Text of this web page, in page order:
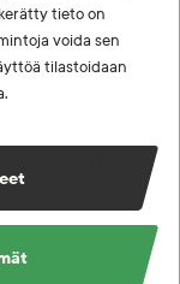
tieto on
voida sen
tilastoidaan